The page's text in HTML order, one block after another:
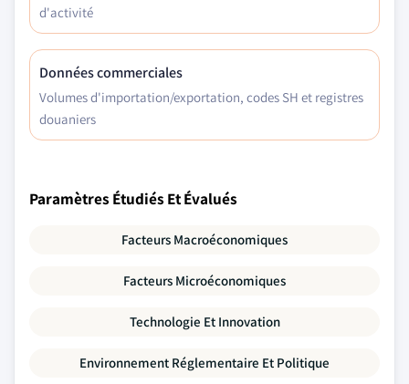
d'activité
Données commerciales
Volumes d'importation/exportation, codes SH et registres
douaniers
Paramètres Étudiés Et Évalués
Facteurs Macroéconomiques
Facteurs Microéconomiques
Technologie Et Innovation
Environnement Réglementaire Et Politique